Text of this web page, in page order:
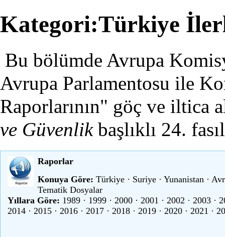
Kategori:Türkiye
Bu bölümde Avrupa
Avrupa Parlamentosu ile
Raporlarının" göç ve iltica
ve Güvenlikbaşlıklı 24.
Raporlar
Konuya Göre: Türkiye· Suriye· Yunanistan·
Tematik Dosyalar
Yıllara Göre: 1989 · 1999 · 2000 · 2001 · 2002 · 2003 ·
2014 · 2015 · 2016 · 2017 · 2018 · 2019 · 2020 · 2021 ·